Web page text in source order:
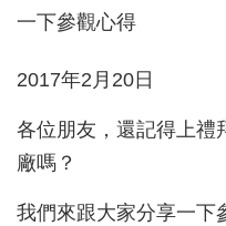
2017年2月20日
各位朋友，還記得上禮
廠嗎？
我們來跟大家分享一下